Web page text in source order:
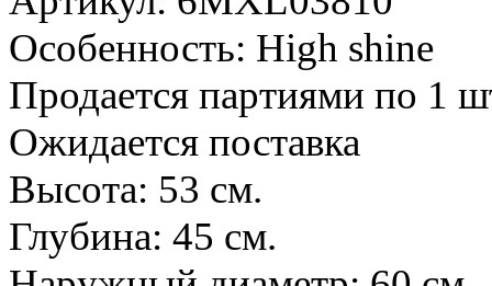
Особенность: High shine
Продается партиями по 1
Ожидается поставка
Высота: 53 см.
Глубина: 45 см.